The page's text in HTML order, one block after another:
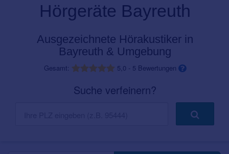
Hörgeräte Bayreuth
Ausgezeichnete Hörakustiker in
Bayreuth & Umgebung
Gesamt: 5,0 - 5 Bewertungen
Suche verfeinern?